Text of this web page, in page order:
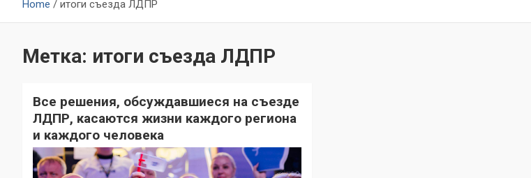
Home итоги съезда ЛДПР
Метка: итоги съезда ЛДПР
Все решения, обсуждавшиеся на съезде
ЛДПР, касаются жизни каждого региона
и каждого человека